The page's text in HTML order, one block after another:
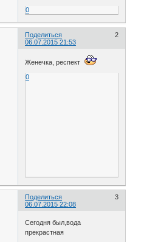
0
Поделиться
2
06.07.2015 21:53
Женечка, респект
0
Поделиться
3
06.07.2015 22:08
Сегодня был,вода
прекрастная